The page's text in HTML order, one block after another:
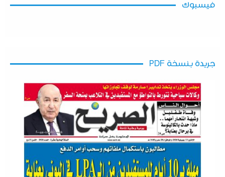
فيسبوك
جريدة بنسخة PDF